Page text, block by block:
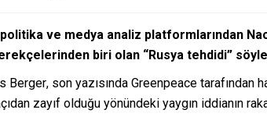
ve medya analiz platformlarından
biri olan “Rusya tehdidi”
Berger, son yazısında Greenpeace tarafından
zayıf olduğu yönündeki yaygın iddianın